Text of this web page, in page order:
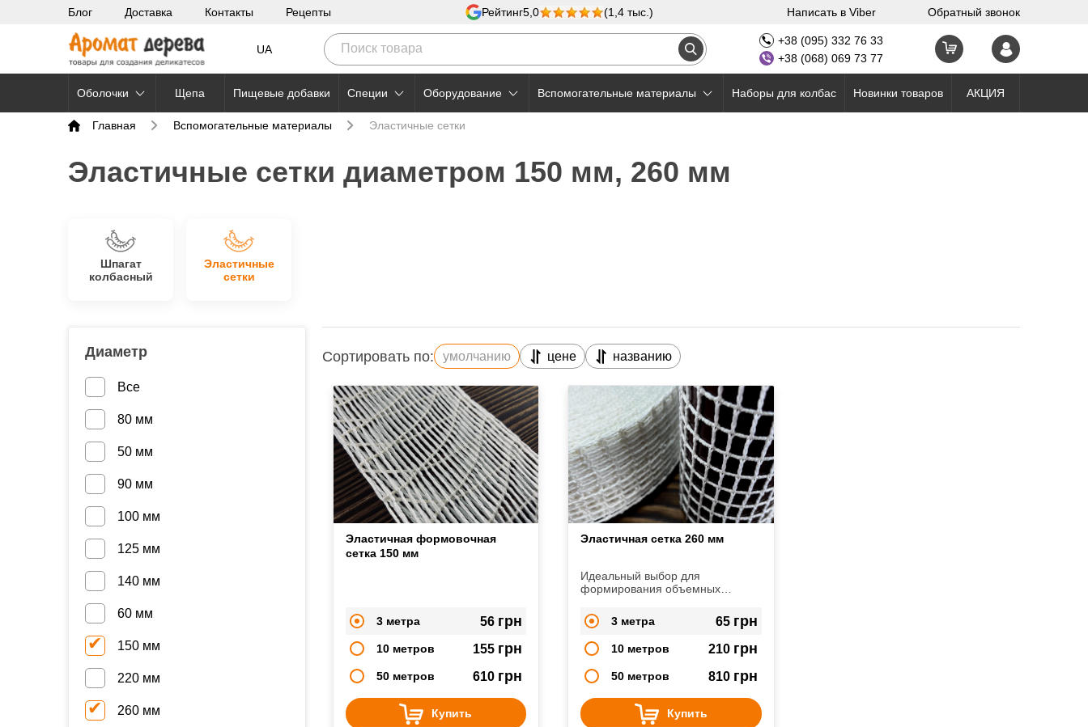
Блог Доставка Контакты Рецепты Рейтинг5,0 (1,4 тыс.) Написать в Viber Обратный звонок
UA
+38 (095) 332 76 33
+38 (068) 069 73 77
Оболочки Щепа Пищевые добавки Специи Оборудование Вспомогательные материалы Наборы для колбас Новинки товаров АКЦИЯ
Главная Вспомогательные материалы Эластичные сетки
Эластичные сетки диаметром 150 мм, 260 мм
Шпагат
колбасный
Эластичные
сетки
Диаметр
Все
80 мм
50 мм
90 мм
100 мм
125 мм
140 мм
60 мм
150 мм
220 мм
260 мм
Сортировать по: умолчанию цене названию
Эластичная формовочная
сетка 150 мм
3 метра 56 грн
10 метров 155 грн
50 метров 610 грн
Купить
Эластичная сетка 260 мм
Идеальный выбор для
формирования объемных
буженины или других габаритных
деликатесов
3 метра 65 грн
10 метров 210 грн
50 метров 810 грн
Купить